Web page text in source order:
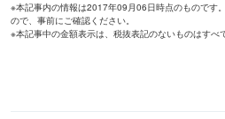
※本記事内の情報は2017年09月06日時点のものです
ので、事前にご確認ください。
※本記事中の金額表示は、税抜表記のないものはすべ